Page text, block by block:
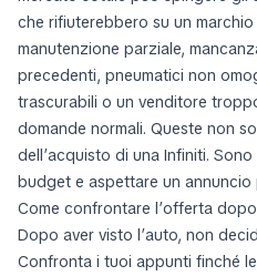
che rifiuterebbero su un
manutenzione parziale,
precedenti, pneumatici non
trascurabili o un venditore
domande normali. Queste non
dell’acquisto di una Infiniti.
budget e aspettare un annuncio
Come confrontare l’offerta
Dopo aver visto l’auto, non
Confronta i tuoi appunti finché